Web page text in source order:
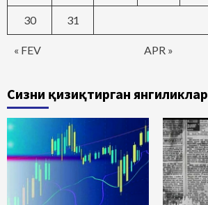
« FEV APR »
30 31
Сизни қизиқтирган янгиликлар